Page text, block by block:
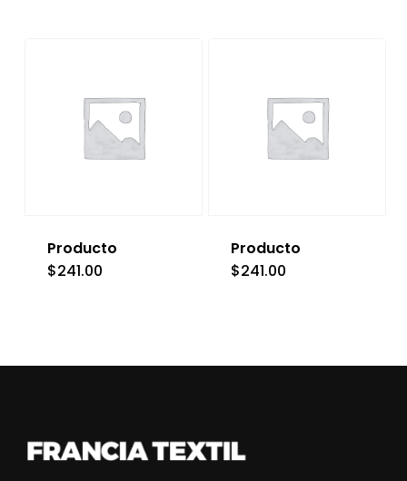
Producto
$241.00
Producto
$241.00